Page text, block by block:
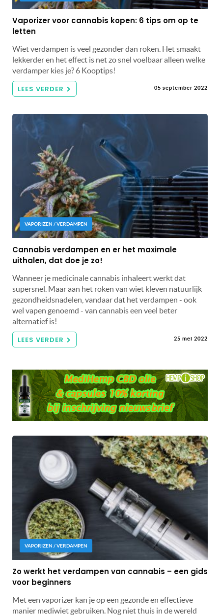
Vaporizer voor cannabis kopen: 6 tips om op te
letten
Wiet verdampen is veel gezonder dan roken. Het smaakt
lekkerder en het effect is net zo snel voelbaar alleen welke
verdamper kies je? 6 Kooptips!
LEES VERDER 05 september 2022
VAPORIZEN / VERDAMPEN
Cannabis verdampen en er het maximale
uithalen, dat doe je zo!
Wanneer je medicinale cannabis inhaleert werkt dat
supersnel. Maar aan het roken van wiet kleven natuurlijk
gezondheidsnadelen, vandaar dat het verdampen - ook
wel vapen genoemd - van cannabis een veel beter
alternatief is!
LEES VERDER 25 mei 2022
VAPORIZEN / VERDAMPEN
Zo werkt het verdampen van cannabis – een gids
voor beginners
Met een vaporizer kan je op een gezonde en effectieve
manier mediwiet gebruiken. Nog niet thuis in de wereld